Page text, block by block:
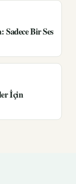
Bir Ses
İçin